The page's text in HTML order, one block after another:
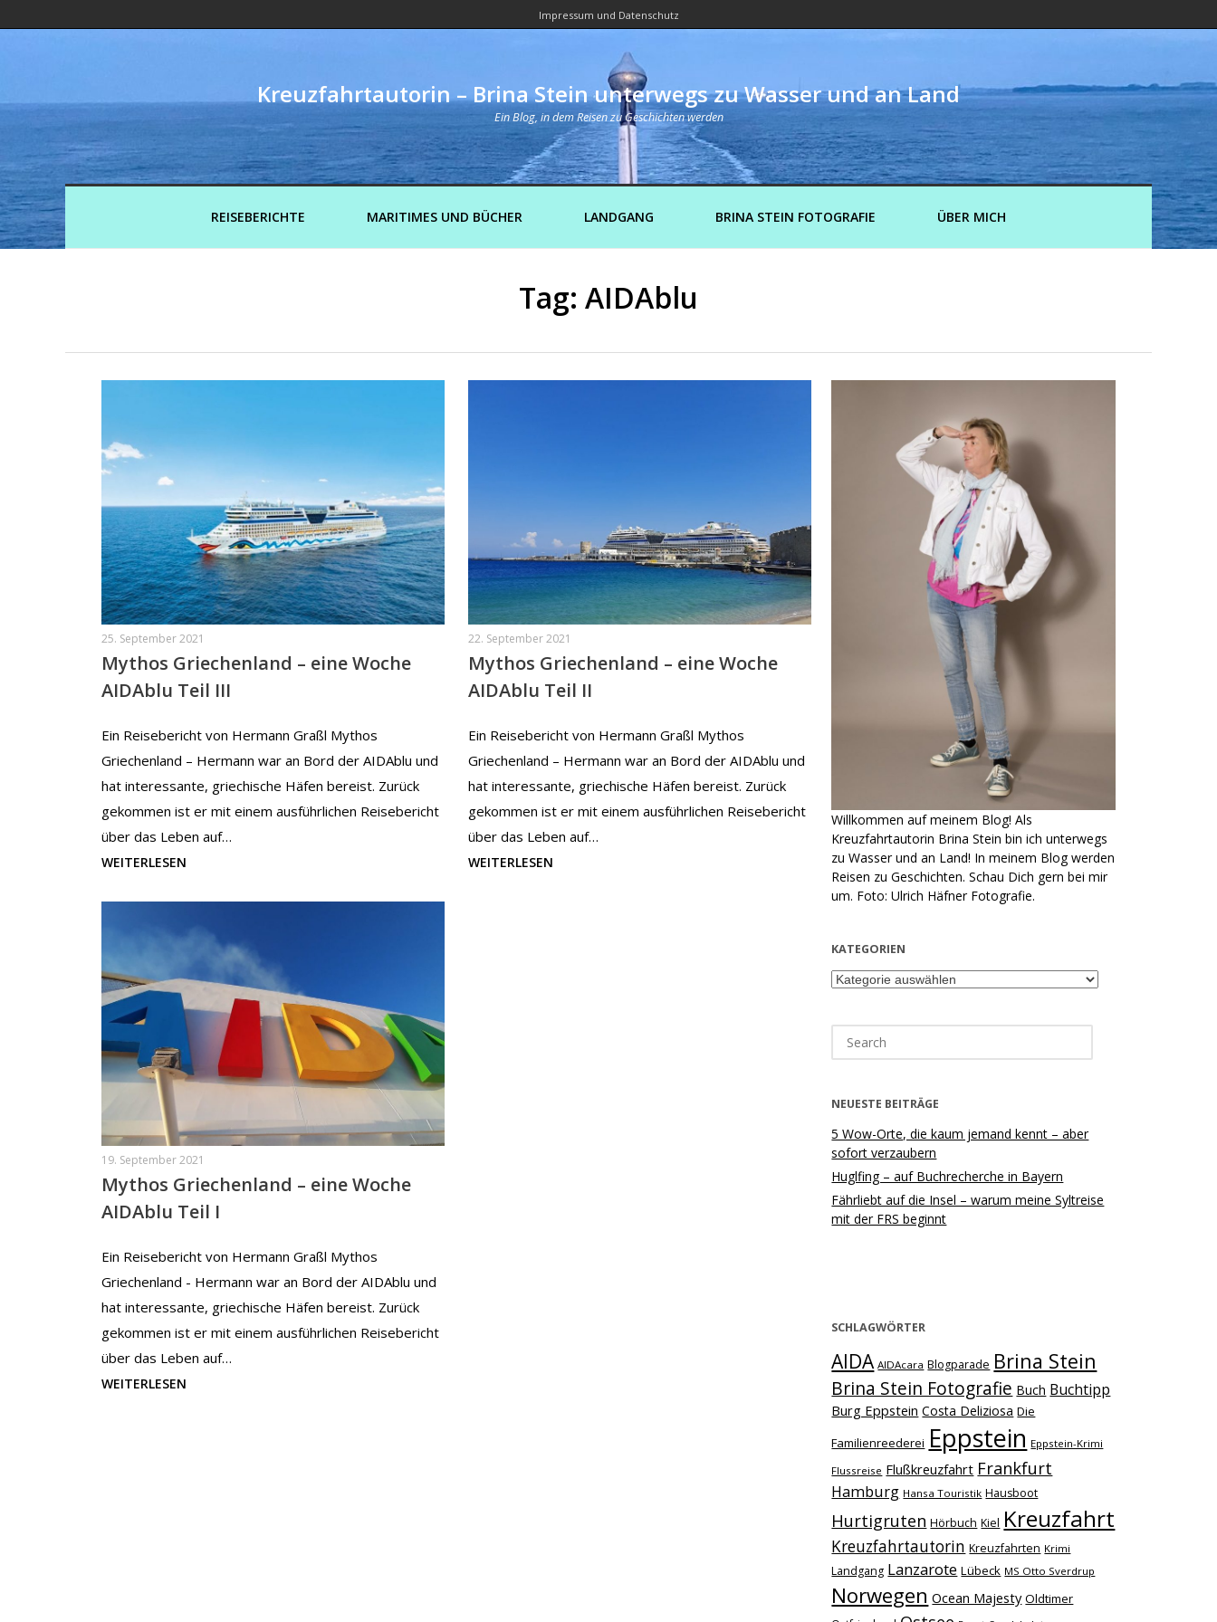
Impressum und Datenschutz
Kreuzfahrtautorin – Brina Stein unterwegs zu Wasser und an Land
Ein Blog, in dem Reisen zu Geschichten werden
REISEBERICHTE MARITIMES UND BÜCHER LANDGANG BRINA STEIN FOTOGRAFIE ÜBER MICH
Tag: AIDAblu
25. September 2021
Mythos Griechenland – eine Woche
AIDAblu Teil III
Ein Reisebericht von Hermann Graßl Mythos
Griechenland – Hermann war an Bord der AIDAblu und
hat interessante, griechische Häfen bereist. Zurück
gekommen ist er mit einem ausführlichen Reisebericht
über das Leben auf…
WEITERLESEN
22. September 2021
Mythos Griechenland – eine Woche
AIDAblu Teil II
Ein Reisebericht von Hermann Graßl Mythos
Griechenland – Hermann war an Bord der AIDAblu und
hat interessante, griechische Häfen bereist. Zurück
gekommen ist er mit einem ausführlichen Reisebericht
über das Leben auf…
WEITERLESEN
19. September 2021
Mythos Griechenland – eine Woche
AIDAblu Teil I
Ein Reisebericht von Hermann Graßl Mythos
Griechenland - Hermann war an Bord der AIDAblu und
hat interessante, griechische Häfen bereist. Zurück
gekommen ist er mit einem ausführlichen Reisebericht
über das Leben auf…
WEITERLESEN
Willkommen auf meinem Blog! Als
Kreuzfahrtautorin Brina Stein bin ich unterwegs
zu Wasser und an Land! In meinem Blog werden
Reisen zu Geschichten. Schau Dich gern bei mir
um. Foto: Ulrich Häfner Fotografie.
KATEGORIEN
Kategorien
for:
NEUESTE BEITRÄGE
5 Wow-Orte, die kaum jemand kennt – aber
sofort verzaubern
Huglfing – auf Buchrecherche in Bayern
Fährliebt auf die Insel – warum meine Syltreise
mit der FRS beginnt
SCHLAGWÖRTER
AIDA AIDAcara Blogparade Brina Stein
Brina Stein Fotografie Buch Buchtipp
Burg Eppstein Costa Deliziosa Die
Familienreederei Eppstein Eppstein-Krimi
Flussreise Flußkreuzfahrt Frankfurt
Hamburg Hansa Touristik Hausboot
Hurtigruten Hörbuch Kiel Kreuzfahrt
Kreuzfahrtautorin Kreuzfahrten Krimi
Landgang Lanzarote Lübeck MS Otto Sverdrup
Norwegen Ocean Majesty Oldtimer